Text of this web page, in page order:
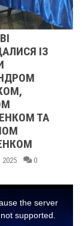
ОЧИМА
2025